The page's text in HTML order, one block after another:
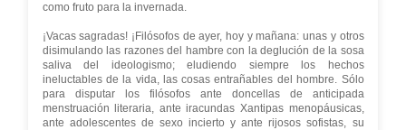
como fruto para la invernada.
¡Vacas sagradas! ¡Filósofos de ayer, hoy y mañana: unas y otros
disimulando las razones del hambre con la deglución de la sosa
saliva del ideologismo; eludiendo siempre los hechos
ineluctables de la vida, las cosas entrañables del hombre. Sólo
para disputar los filósofos ante doncellas de anticipada
menstruación literaria, ante iracundas Xantipas menopáusicas,
ante adolescentes de sexo incierto y ante rijosos sofistas, su